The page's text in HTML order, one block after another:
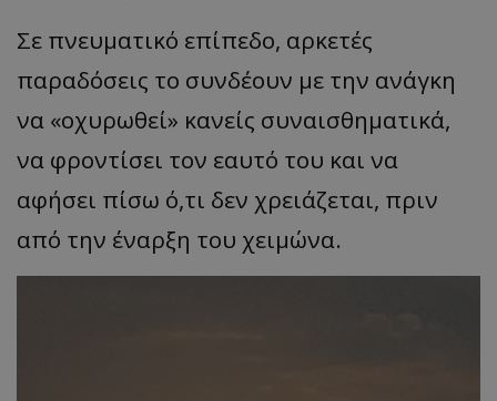
Σε πνευματικό επίπεδο, αρκετές
παραδόσεις το συνδέουν με την ανάγκη
να «οχυρωθεί» κανείς συναισθηματικά,
να φροντίσει τον εαυτό του και να
αφήσει πίσω ό,τι δεν χρειάζεται, πριν
από την έναρξη του χειμώνα.